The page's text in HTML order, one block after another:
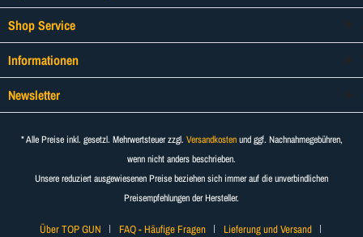
Shop Service
Informationen
Newsletter
* Alle Preise inkl. gesetzl. Mehrwertsteuer zzgl. Versandkostenund ggf. Nachnahmegebühren,
wenn nicht anders beschrieben.
Unsere reduziert ausgewiesenen Preise beziehen sich immer auf die unverbindlichen
Preisempfehlungen der Hersteller.
Über TOP GUN FAQ - Häufige Fragen
Lieferung und Versand